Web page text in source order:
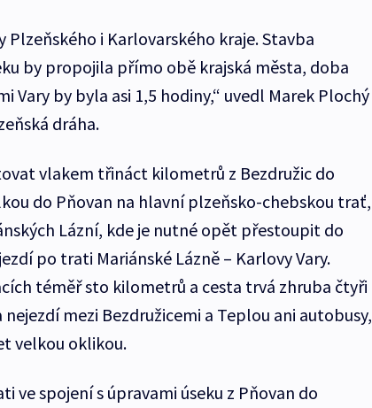
Plzeňského i Karlovarského kraje. Stavba
by propojila přímo obě krajská města, doba
Vary by byla asi 1,5 hodiny,“ uvedl Marek Plochý
dráha.
vlakem třináct kilometrů z Bezdružic do
do Pňovan na hlavní plzeňsko-chebskou trať,
Lázní, kde je nutné opět přestoupit do
po trati Mariánské Lázně – Karlovy Vary.
téměř sto kilometrů a cesta trvá zhruba čtyři
mezi Bezdružicemi a Teplou ani autobusy,
velkou oklikou.
ve spojení s úpravami úseku z Pňovan do